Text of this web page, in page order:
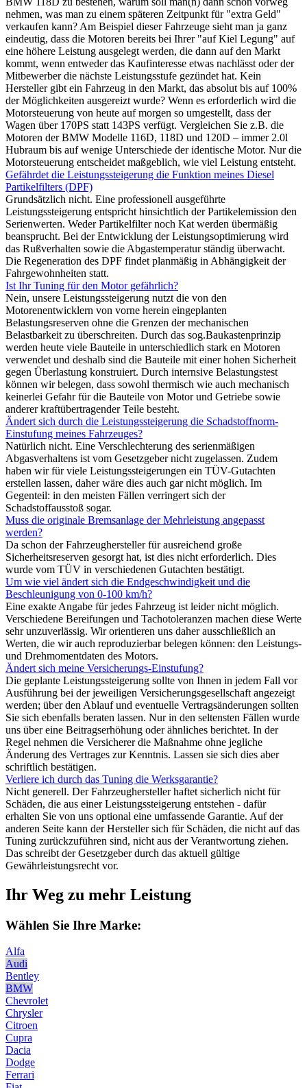
nehmen, was man zu einem späteren Zeitpunkt für "extra Geld"
verkaufen kann? Am Beispiel dieser Fahrzeuge sieht man ja ganz
eindeutig, dass die Motoren bereits bei Ihrer "auf Kiel Legung" auf
eine höhere Leistung ausgelegt werden, die dann auf den Markt
kommt, wenn entweder das Kaufinteresse etwas nachlässt oder der
Mitbewerber die nächste Leistungsstufe gezündet hat. Kein
Hersteller gibt ein Fahrzeug in den Markt, das absolut bis auf 100%
der Möglichkeiten ausgereizt wurde? Wenn es erforderlich wird die
Motorsteuerung von heute auf morgen so umgestellt, dass der
Wagen über 170PS statt 143PS verfügt. Vergleichen Sie z.B. die
Motoren der BMW Modelle 116D, 118D und 120D – immer 2.0l
Hubraum bis auf wenige Unterschiede der identische Motor. Nur die
Motorsteuerung entscheidet maßgeblich, wie viel Leistung entsteht.
Gefährdet die Leistungssteigerung die Funktion meines Diesel
Partikelfilters (DPF)
Grundsätzlich nicht. Eine professionell ausgeführte
Leistungssteigerung entspricht hinsichtlich der Partikelemission den
Serienwerten. Weder Partikelfilter noch Kat werden übermäßig
beansprucht. Bei der Entwicklung der Leistungsoptimierung wird
das Rußverhalten sowie die Abgastemperatur ständig überwacht.
Die Regeneration des DPF findet planmäßig in Abhängigkeit der
Fahrgewohnheiten statt.
Ist Ihr Tuning für den Motor gefährlich?
Nein, unsere Leistungssteigerung nutzt die von den
Motorenentwicklern von vorne herein eingeplanten
Belastungsreserven ohne die Grenzen der mechanischen
Belastbarkeit zu überschreiten. Durch das sog.Baukastenprinzip
werden heute viele Bauteile in unterschiedlich stark en Motoren
verwendet und deshalb sind die Bauteile mit einer hohen Sicherheit
gegen Überlastung konstruiert. Durch internsive Belastungstest
können wir belegen, dass sowohl thermisch wie auch mechanisch
keinerlei Gefahr für die Bauteile von Motor und Getriebe sowie
anderer kraftübertragender Teile besteht.
Ändert sich durch die Leistungssteigerung die Schadstoffnorm-
Einstufung meines Fahrzeuges?
Natürlich nicht. Eine Verschlechterung des serienmäßigen
Abgasverhaltens ist vom Gesetzgeber nicht zugelassen. Zudem
haben wir für viele Leistungssteigerungen ein TÜV-Gutachten
erstellen lassen, daher wäre dies auch gar nicht möglich. Im
Gegenteil: in den meisten Fällen verringert sich der
Schadstoffausstoß sogar.
Muss die originale Bremsanlage der Mehrleistung angepasst
werden?
Da schon der Fahrzeughersteller für ausreichend große
Sicherheitsreserven gesorgt hat, ist dies nicht erforderlich. Dies
wurde vom TÜV in verschiedenen Gutachten bestätigt.
Um wie viel ändert sich die Endgeschwindigkeit und die
Beschleunigung von 0-100 km/h?
Eine exakte Angabe für jedes Fahrzeug ist leider nicht möglich.
Verschiedene Bereifungen und Tachotoleranzen machen diese Werte
sehr unzuverlässig. Wir orientieren uns daher ausschließlich an
Werten, die wir auch reproduzierbar belegen können: den Leistungs-
und Drehmomentdaten des Motors.
Ändert sich meine Versicherungs-Einstufung?
Die geplante Leistungssteigerung sollte von Ihnen in jedem Fall vor
Ausführung bei der jeweiligen Versicherungsgesellschaft angezeigt
werden; über den Ablauf und eventuelle Vertragsänderungen sollten
Sie sich ebenfalls beraten lassen. Nur in den seltensten Fällen wurde
uns über eine Beitragserhöhung oder ähnliches berichtet. In der
Regel nehmen die Versicherer die Maßnahme ohne jegliche
Änderung des Vertrages zur Kenntnis. Lassen sie sich dies aber
schriftlich bestätigen.
Verliere ich durch das Tuning die Werksgarantie?
Nicht generell. Der Fahrzeughersteller haftet sicherlich nicht für
Schäden, die aus einer Leistungssteigerung entstehen - dafür
erhalten Sie von uns optional eine umfassende Garantie. Auf der
anderen Seite kann der Hersteller sich für Schäden, die nicht auf das
Tuning zurückzuführen sind, nicht aus der Verantwortung ziehen.
Das schreibt der Gesetzgeber durch das aktuell gültige
Gewährleistungsrecht vor.
Ihr Weg zu mehr Leistung
Wählen Sie Ihre Marke:
Alfa
Audi
Bentley
BMW
Chevrolet
Chrysler
Citroen
Cupra
Dacia
Dodge
Ferrari